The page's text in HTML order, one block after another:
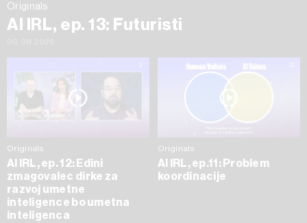
Originals
AI IRL, ep. 13: Futuristi
Originals
AI IRL, ep. 12: Edini
zmagovalec dirke za
razvoj umetne
inteligence bo umetna
inteligenca
Originals
AI IRL, ep.11: Problem
koordinacije